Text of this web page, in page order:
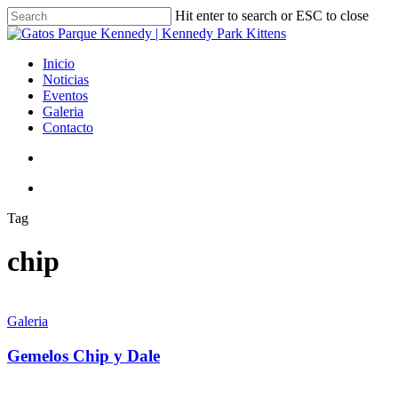
Skip
to
content
Hit enter to search or ESC to close
Close
search
Menu
Inicio
Noticias
Eventos
Galeria
Contacto
Tag
chip
Chip
Dale
Galeria
Gemelos Chip y Dale